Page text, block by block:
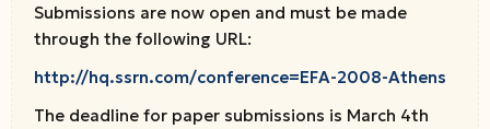
Submissions are now open and must be made
through the following URL:
http://hq.ssrn.com/conference=EFA-2008-Athens
The deadline for paper submissions is March 4th